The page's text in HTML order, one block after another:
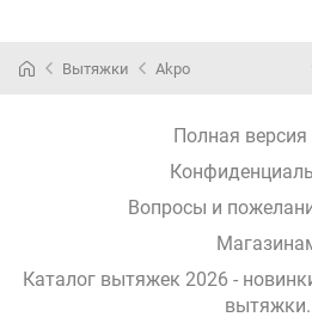
Вытяжки Akpo
Полная версия
Вопросы и
Каталог вытяжек 2026 -
вытяжки.